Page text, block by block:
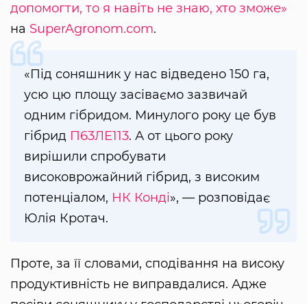
допомогти, то я навіть не знаю, хто зможе»
на SuperAgronom.com.
«Під соняшник у нас відведено 150 га,
усю цю площу засіваємо зазвичай
одним гібридом. Минулого року це був
гібрид П63ЛЕ113. А от цього року
вирішили спробувати
високоврожайний гібрид, з високим
потенціалом, НК Конді», — розповідає
Юлія Кротач.
Проте, за її словами, сподівання на високу
продуктивність не виправдалися. Адже